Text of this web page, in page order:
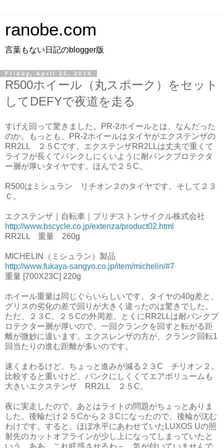
ranobe.com
言葉もない日記のblogger版
Friday, April 25, 2014
R500ホイール（丸スポーク）をセット
してDEFYで夜道を走る
すげえ回って驚きました。PR-2ホイールとは、なんだった
のか。もっとも、PR-2ホイールはタイヤがエクステンザの
RR2LL ２５Cです。エクステンザRR2LLは丈夫で重くて
ライフが長くてパンクしにくいように耐パンクプロテクタ
ー層が厚いタイヤです。ほんで２５C。
R500はミシュラン リチオン２のタイヤです。そして２３
Ｃ。
エクステンザ｜自転車｜ブリヂストンサイクル株式会社
http://www.bscycle.co.jp/extenza/product02.html
RR2LL 重量 260g
MICHELIN（ミシュラン）製品
http://www.fukaya-sangyo.co.jp/item/michelin/#7
重量 [700X23C] 220g
ホイール重量は同じぐらいらしいです。タイヤの40g差と、
グリスの劣化の差で回りが大きく違ったのは驚きでした。
ただ、２３C、２５Cの外周差、とくにRR2LLは耐パンクプ
ロテクター層が厚いので、一回クランクを回すと転がる距
離が微妙に違います。エクスレンザの方が、クランク回転1
回当たりの進む距離が多いのです。
速くまわるけど、ちょっと進みが減る２３C チリオン２。
比較すると重いけど、パンクにしくくてエアボリュームも
大きいエクステンザ RR2LL ２５C。
夜に実走したので、あとはライトの問題がちょっとありま
した。後輪だけ２５Cから２３Cになったので、後輪が沈む
わけです。すると、ほぼ水平にあわせていたLUXOS Uの照
射先のカットオフラインが少し上になってしまっていたと
いう。ああ、これ眩惑させるわ－。気が付いていませんで